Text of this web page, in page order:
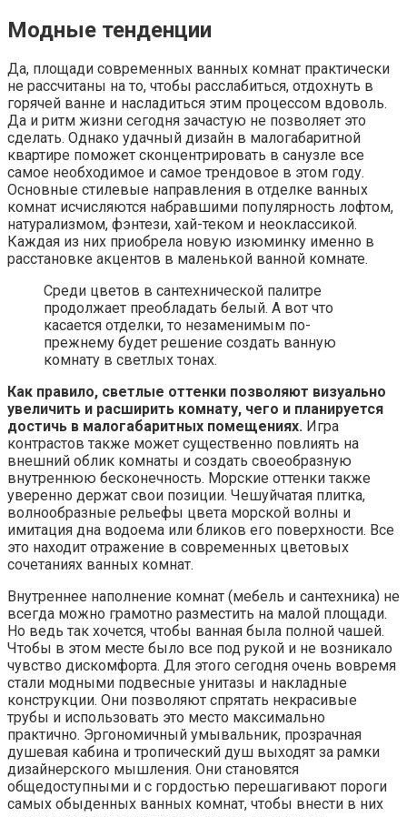
Модные тенденции
Да, площади современных ванных комнат практически
не рассчитаны на то, чтобы расслабиться, отдохнуть в
горячей ванне и насладиться этим процессом вдоволь.
Да и ритм жизни сегодня зачастую не позволяет это
сделать. Однако удачный дизайн в малогабаритной
квартире поможет сконцентрировать в санузле все
самое необходимое и самое трендовое в этом году.
Основные стилевые направления в отделке ванных
комнат исчисляются набравшими популярность лофтом,
натурализмом, фэнтези, хай-теком и неоклассикой.
Каждая из них приобрела новую изюминку именно в
расстановке акцентов в маленькой ванной комнате.
Среди цветов в сантехнической палитре
продолжает преобладать белый. А вот что
касается отделки, то незаменимым по-
прежнему будет решение создать ванную
комнату в светлых тонах.
Как правило, светлые оттенки позволяют визуально
увеличить и расширить комнату, чего и планируется
достичь в малогабаритных помещениях. Игра
контрастов также может существенно повлиять на
внешний облик комнаты и создать своеобразную
внутреннюю бесконечность. Морские оттенки также
уверенно держат свои позиции. Чешуйчатая плитка,
волнообразные рельефы цвета морской волны и
имитация дна водоема или бликов его поверхности. Все
это находит отражение в современных цветовых
сочетаниях ванных комнат.
Внутреннее наполнение комнат (мебель и сантехника) не
всегда можно грамотно разместить на малой площади.
Но ведь так хочется, чтобы ванная была полной чашей.
Чтобы в этом месте было все под рукой и не возникало
чувство дискомфорта. Для этого сегодня очень вовремя
стали модными подвесные унитазы и накладные
конструкции. Они позволяют спрятать некрасивые
трубы и использовать это место максимально
практично. Эргономичный умывальник, прозрачная
душевая кабина и тропический душ выходят за рамки
дизайнерского мышления. Они становятся
общедоступными и с гордостью перешагивают пороги
самых обыденных ванных комнат, чтобы внести в них